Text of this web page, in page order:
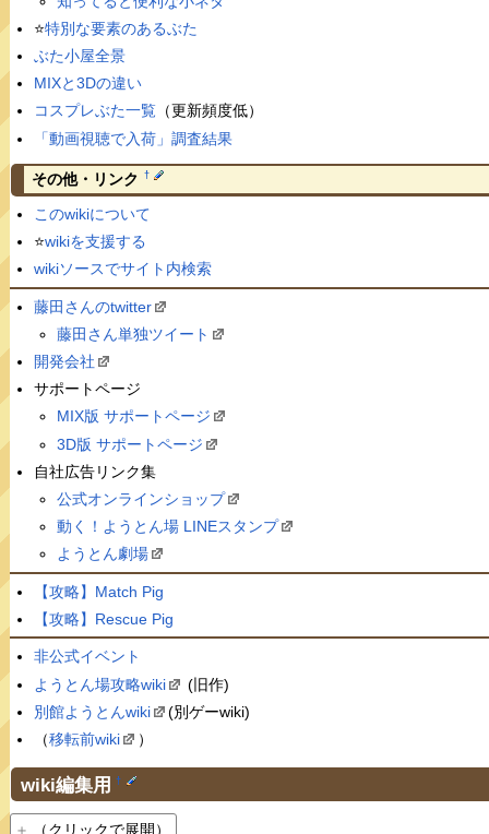
⭐️特別な要素のあるぶた
ぶた小屋全景
MIXと3Dの違い
コスプレぶた一覧（更新頻度低）
「動画視聴で入荷」調査結果
その他・リンク †
このwikiについて
⭐️wikiを支援する
wikiソースでサイト内検索
藤田さんのtwitter
藤田さん単独ツイート
開発会社
サポートページ
MIX版 サポートページ
3D版 サポートページ
自社広告リンク集
公式オンラインショップ
動く！ようとん場 LINEスタンプ
ようとん劇場
【攻略】Match Pig
【攻略】Rescue Pig
非公式イベント
ようとん場攻略wiki
(旧作)
別館ようとんwiki
(別ゲーwiki)
（移転前wiki ）
wiki編集用 †
（クリックで展開）